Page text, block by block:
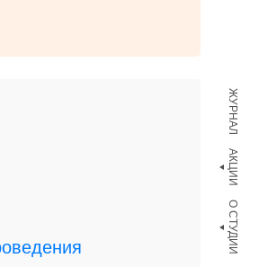
ЖУРНАЛ
АКЦИИ
О СТУДИИ